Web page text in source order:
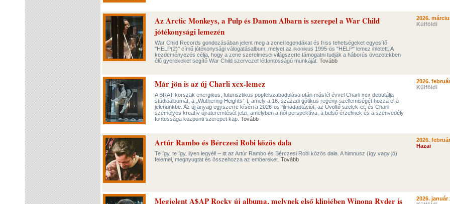
Az Arctic Monkeys, a Pulp és Damon Albarn is szerepel a War Child
jótékonysági lemezén
War Child Records gondozásában jelent meg a zenei legendákat és friss tehetségeket egyesítő
"HELP(2)" című jótékonysági válogatásalbum, melyet az ikonikus 1995-ös "HELP" lemez ihletett. A
kezdeményezés célja, hogy a zene szerelmesei világszerte támogatni tudják a háborús övezetekben
élő gyerekeket segítő War Child szervezet létfontosságú munkáját. Tovább
2026.
Külföldi
Már jön is az új Charli xcx-lemez
A BRAT korszak energikus, futurisztikus popfelszabadulása után másfél évvel Charli xcx debütálja
stúdióalbumát, a „Wuthering Heights”-t, amely a 18. századi gótikus regény szellemiségét hozza el a
jelenünkbe. Az új anyag egyszerre kíséri a 2026-os filmadaptációt, az Üvöltő szelek-et, és Charli
személyes kreatív újrateremtését jelzi, amelyben a női perspektíva, a belső érzelmek és a szenvedély
fontossága központi szerepet kap. Tovább
2026.
Külföldi
Artúr Rambo és Bérczesi Robi közös dala
Te így, te így, ilyen legyél! – itt az Artúr Rambo és Bérczesi Robi közös dala. A himnusz (így vagy jó)
felemel, megnyugtat és összehozza az embereket. Tovább
2026.
Hazai
Megjelent A$AP Rocky új albuma, melynek első klipjében Winona Ryder is
2026. január